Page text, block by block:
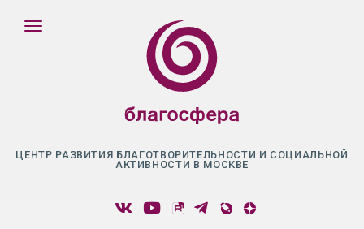
ЦЕНТР РАЗВИТИЯ БЛАГОТВОРИТЕЛЬНОСТИ И СОЦИАЛЬНОЙ
АКТИВНОСТИ В МОСКВЕ